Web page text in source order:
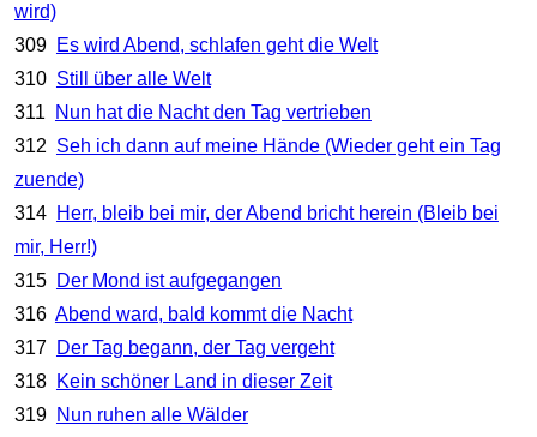
wird)
309 Es wird Abend, schlafen geht die Welt
310 Still über alle Welt
311
Nun hat die Nacht den Tag vertrieben
312 Seh ich dann auf meine Hände (Wieder geht ein Tag
zuende)
314 Herr, bleib bei mir, der Abend bricht herein (Bleib bei
mir, Herr!)
315 Der Mond ist aufgegangen
316 Abend ward, bald kommt die Nacht
317 Der Tag begann, der Tag vergeht
318 Kein schöner Land in dieser Zeit
319 Nun ruhen alle Wälder